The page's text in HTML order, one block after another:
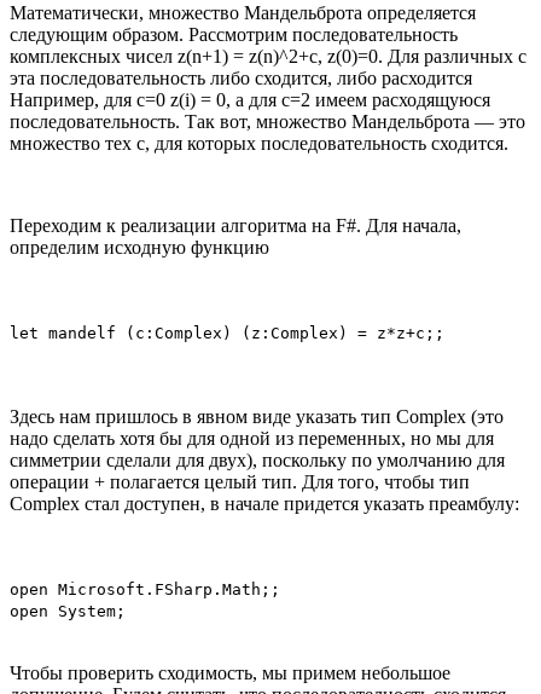
Математически, множество Мандельброта определяется
следующим образом. Рассмотрим последовательность
комплексных чисел z(n+1) = z(n)^2+c, z(0)=0. Для различных c
эта последовательность либо сходится, либо расходится
Например, для c=0 z(i) = 0, а для c=2 имеем расходящуюся
последовательность. Так вот, множество Мандельброта — это
множество тех c, для которых последовательность сходится.
Переходим к реализации алгоритма на F#. Для начала,
определим исходную функцию
let mandelf (c:Complex) (z:Complex) = z*z+c;;
Здесь нам пришлось в явном виде указать тип Complex (это
надо сделать хотя бы для одной из переменных, но мы для
симметрии сделали для двух), поскольку по умолчанию для
операции + полагается целый тип. Для того, чтобы тип
Complex стал доступен, в начале придется указать преамбулу:
open Microsoft.FSharp.Math;;
open System;
Чтобы проверить сходимость, мы примем небольшое